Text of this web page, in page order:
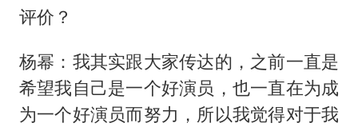
评价？
杨幂：我其实跟大家传达的，之前一直是
希望我自己是一个好演员，也一直在为成
为一个好演员而努力，所以我觉得对于我